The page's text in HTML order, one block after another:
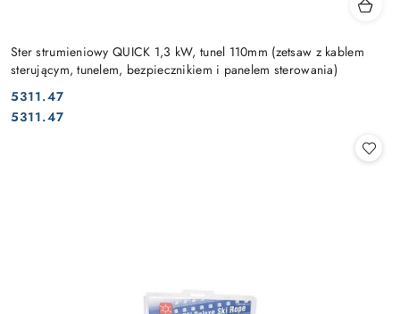
Ster strumieniowy QUICK 1,3 kW, tunel 110mm (zetsaw z kablem
sterującym, tunelem, bezpiecznikiem i panelem sterowania)
Cena:
5311.47
Cena:
5311.47